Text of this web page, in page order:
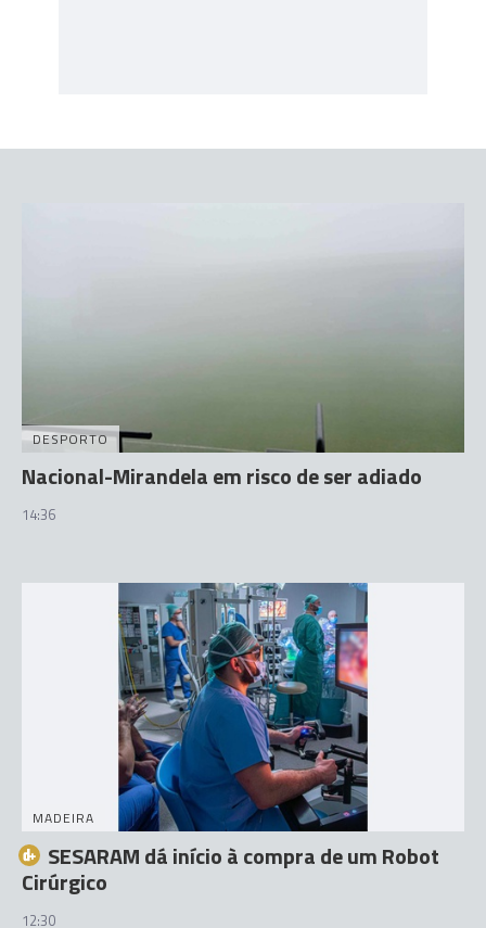
DESPORTO
Nacional-Mirandela em risco de ser adiado
14:36
MADEIRA
SESARAM dá início à compra de um Robot
Cirúrgico
12:30